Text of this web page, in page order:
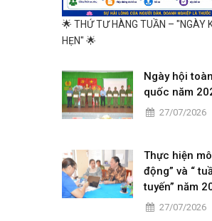
🌟 THỨ TƯ HÀNG TUẦN – "NGÀY
HẸN" 🌟
Ngày hội
quốc năm
27/07/2026
Thực hiện
động” và “
tuyến” năm
27/07/2026